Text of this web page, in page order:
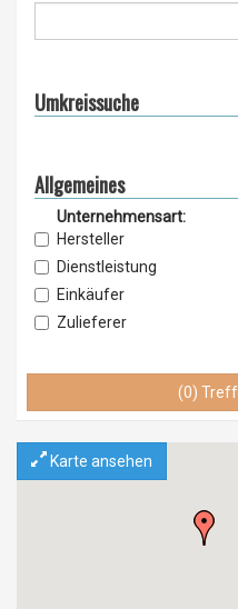
Umkreissuche
Allgemeines
Unternehmensart:
Hersteller
Dienstleistung
Einkäufer
Zulieferer
Vertrieb
Service & Wartung
Exporteur
(0)
Karte ansehen